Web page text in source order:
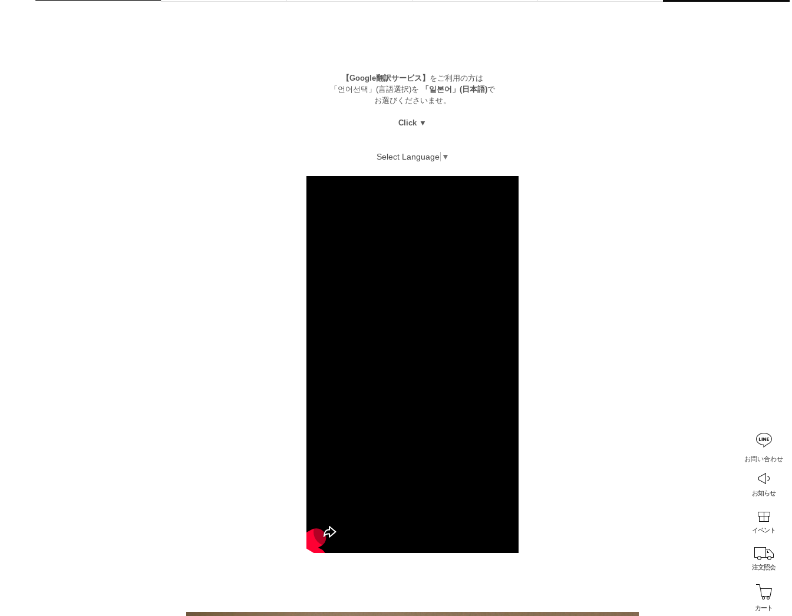
お問い合わせ
お知らせ
イベント
注文照会
カート
【Google翻訳サービス】 をご利用の方は
「언어선택」(言語選択)を
「일본어」(日本語)で
お選びくださいませ。
Click ▼
Select Language ▼